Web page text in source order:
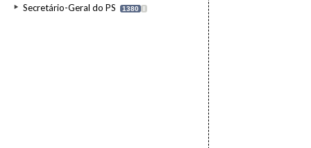
Secretário-Geral do PS 1380 I